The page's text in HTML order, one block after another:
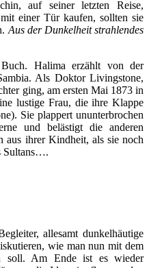
auf seiner letzten Reise,
einer Tür kaufen, sollten sie
Aus der Dunkelheit strahlendes
Halima erzählt von der
Als Doktor Livingstone,
ging, am ersten Mai 1873 in
lustige Frau, die ihre Klappe
Sie plappert ununterbrochen
und belästigt die anderen
aus ihrer Kindheit, als sie noch
Sultans….
allesamt dunkelhäutige
wie man nun mit dem
soll. Am Ende ist es wieder